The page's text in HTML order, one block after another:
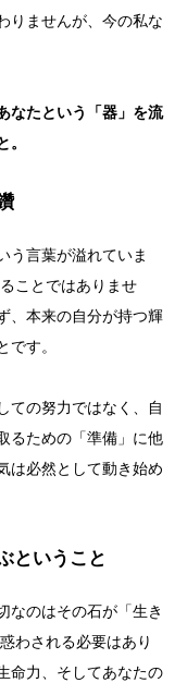
りませんが、今の私な
なたという「器」を流
。
う言葉が溢れていま
ことではありませ
、本来の自分が持つ輝
です。
ての努力ではなく、自
るための「準備」に他
は必然として動き始め
ということ
なのはその石が「生き
わされる必要はあり
命力、そしてあなたの